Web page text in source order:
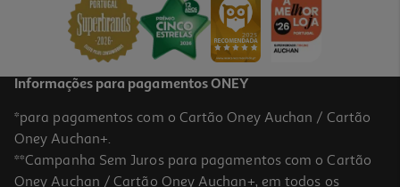
Informações para pagamentos ONEY
*para pagamentos com o Cartão Oney Auchan / Cartão
Oney Auchan+.
**Campanha Sem Juros para pagamentos com o Cartão
Oney Auchan / Cartão Oney Auchan+, em todos os